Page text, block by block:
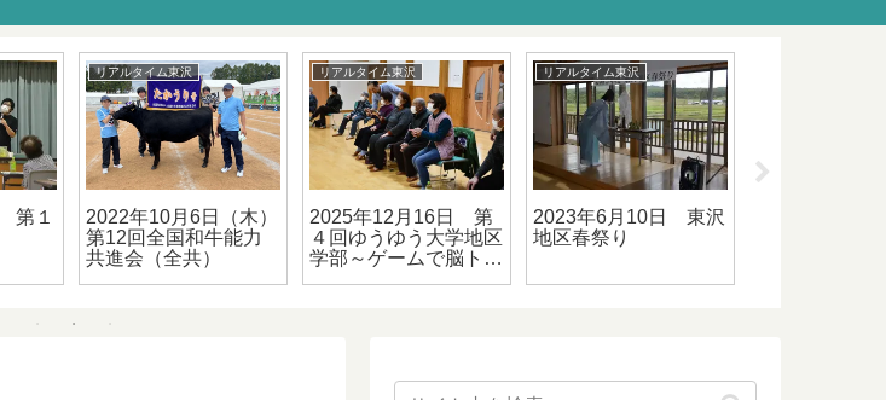
第１
リアルタイム東沢
2022年10月6日（木）
第12回全国和牛能力
共進会（全共）
リアルタイム東沢
2025年12月16日 第
４回ゆうゆう大学地区
学部～ゲームで脳ト
リアルタイム東沢
2023年6月10日 東沢
地区春祭り